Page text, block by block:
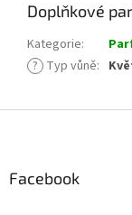
Doplňkové
Kategorie:
? Typ vůně:
Facebook